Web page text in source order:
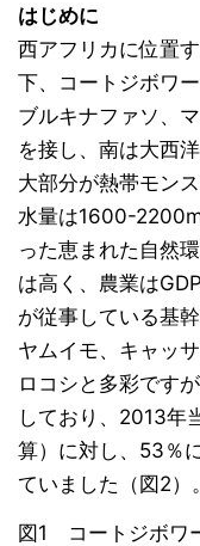
はじめに
西アフリカに位置
下、コートジボワ
ブルキナファソ、
を接し、南は大西
大部分が熱帯モン
水量は1600-
った恵まれた自然
は高く、農業は
が従事している基
ヤムイモ、キャッ
ロコシと多彩です
しており、2013年
算）に対し、53％
ていました（図2）。
図1 コートジボワ